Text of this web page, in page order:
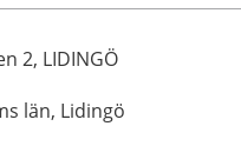
2, LIDINGÖ
län, Lidingö